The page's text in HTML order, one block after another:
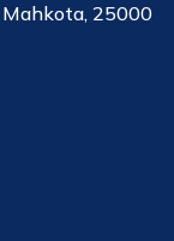
Mahkota, 25000